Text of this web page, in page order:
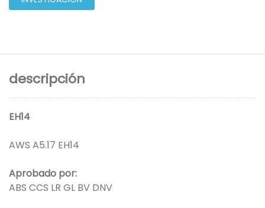
descripción
EH14
AWS A5.17 EH14
Aprobado por:
ABS CCS LR GL BV DNV